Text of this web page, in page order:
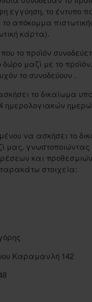
εγγύηση, το έντυπο
απόκομμα
κάρτα).
το προϊόν
δώρο μαζί με το
το συνοδεύουν .
το δικαίωμα
ημερολογιακών
να ασκήσει το
μας,
και
στοιχεία:
Καραμανλή 142